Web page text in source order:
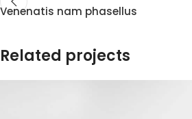
Venenatis nam phasellus
Related projects